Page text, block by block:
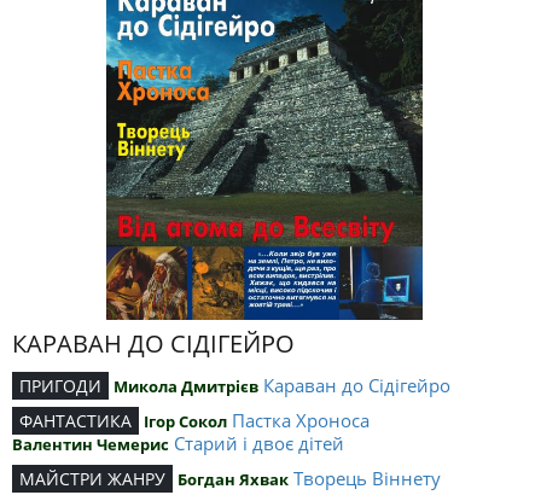
КАРАВАН ДО СІДІГЕЙРО
ПРИГОДИ Микола Дмитрієв Караван до Сідігейро
ФАНТАСТИКА Ігор Сокол Пастка Хроноса
Валентин Чемерис Старий і двоє дітей
МАЙСТРИ ЖАНРУ Богдан Яхвак Творець Віннету